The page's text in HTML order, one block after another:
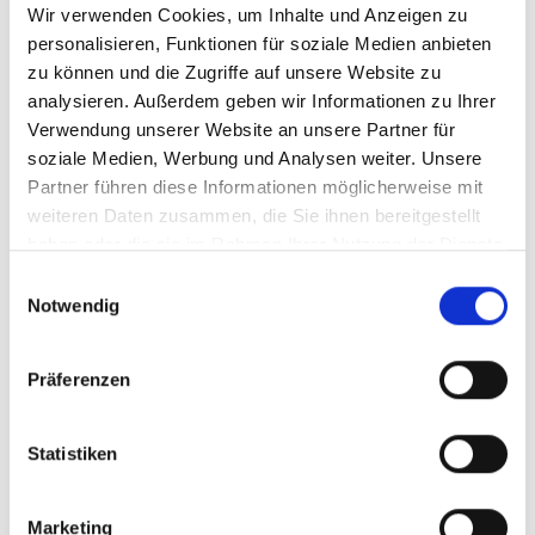
Wir verwenden Cookies, um Inhalte und Anzeigen zu
personalisieren, Funktionen für soziale Medien anbieten
zu können und die Zugriffe auf unsere Website zu
analysieren. Außerdem geben wir Informationen zu Ihrer
Verwendung unserer Website an unsere Partner für
soziale Medien, Werbung und Analysen weiter. Unsere
Partner führen diese Informationen möglicherweise mit
weiteren Daten zusammen, die Sie ihnen bereitgestellt
Notwendig
Präferenzen
Statistiken
Marketing
679.500,- €
Bensheim
+++ Sanierungsbedürftiges Haus mit 3
Wohneinheiten in Bensheim +++
Zweifamilienhaus
WOHNFLÄCHE